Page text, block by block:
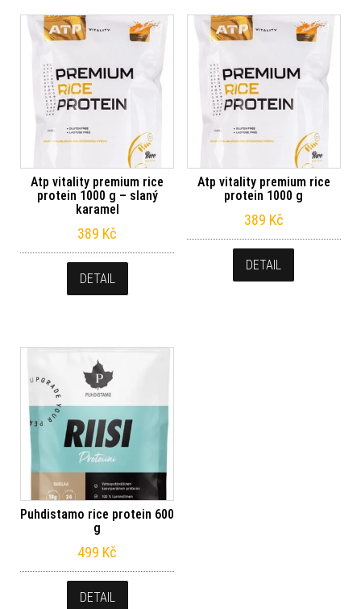
Atp vitality premium rice
protein 1000 g – slaný
karamel
389 Kč
DETAIL
Atp vitality premium rice
protein 1000 g
389 Kč
DETAIL
Puhdistamo rice protein 600
g
499 Kč
DETAIL